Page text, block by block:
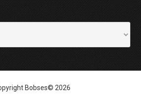
Bobses© 2026